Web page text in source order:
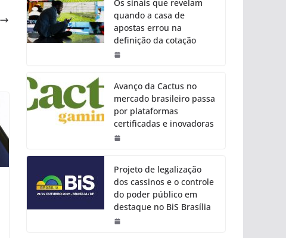
Os sinais que revelam
quando a casa de
apostas errou na
definição da cotação
Avanço da Cactus no
mercado brasileiro passa
por plataformas
certificadas e inovadoras
Projeto de legalização
dos cassinos e o controle
do poder público em
destaque no BiS Brasília